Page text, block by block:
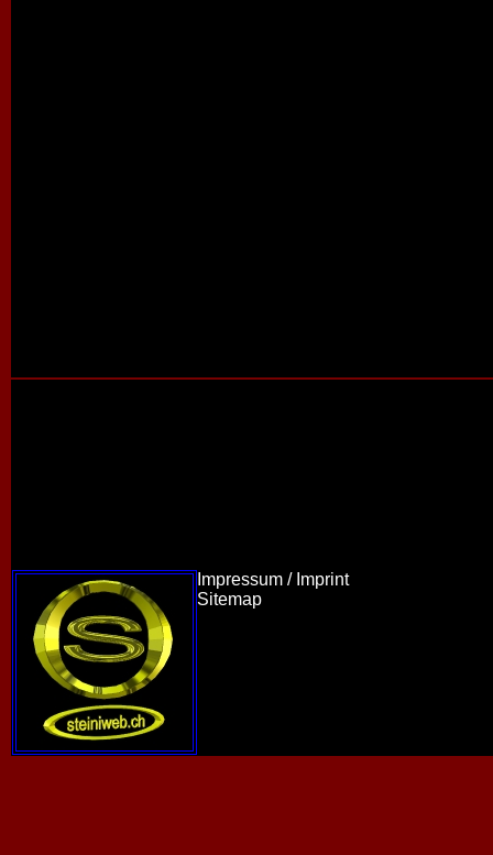
Impressum / Imprint
Sitemap